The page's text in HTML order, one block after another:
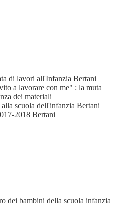
di lavori all'Infanzia Bertani
a lavorare con me" : la muta
dei materiali
alla scuola dell'infanzia Bertani
2018 Bertani
dei bambini della scuola infanzia